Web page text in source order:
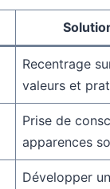
Recentrage
valeurs et
Prise de
apparences
Développer